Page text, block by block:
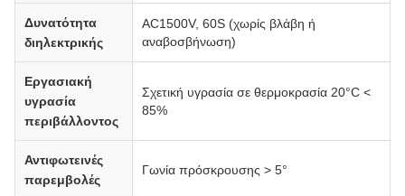
Δυνατότητα
διηλεκτρικής
AC1500V, 60S (χωρίς βλάβη ή
αναβοσβήνωση)
Εργασιακή
υγρασία
περιβάλλοντος
Σχετική υγρασία σε θερμοκρασία 20°C <
85%
Αντιφωτεινές
παρεμβολές
Γωνία πρόσκρουσης > 5°